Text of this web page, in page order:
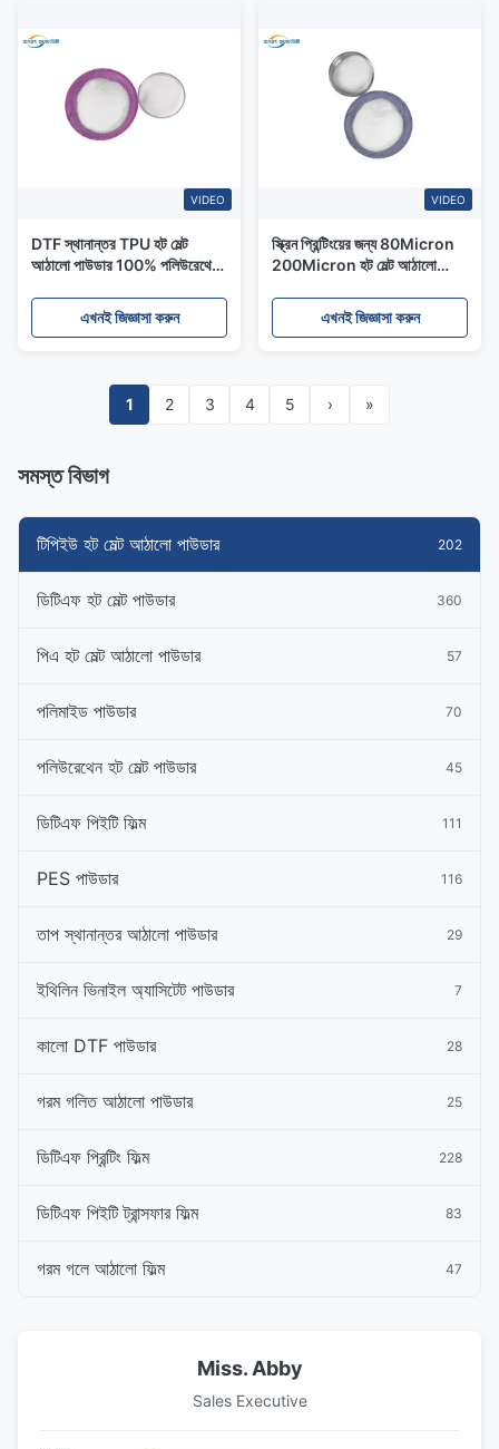
VIDEO
DTF স্থানান্তর TPU হট মেল্ট
আঠালো পাউডার 100% পলিউরেথেন
এখনই জিজ্ঞাসা করুন
VIDEO
স্ক্রিন প্রিন্টিংয়ের জন্য 80Micron
200Micron হট মেল্ট আঠালো
এখনই জিজ্ঞাসা করুন
1 2 3 4 5 › »
সমস্ত বিভাগ
টিপিইউ হট মেল্ট আঠালো পাউডার 202
ডিটিএফ হট মেল্ট পাউডার 360
পিএ হট মেল্ট আঠালো পাউডার 57
পলিমাইড পাউডার 70
পলিউরেথেন হট মেল্ট পাউডার 45
ডিটিএফ পিইটি ফিল্ম 111
PES পাউডার 116
তাপ স্থানান্তর আঠালো পাউডার 29
ইথিলিন ভিনাইল অ্যাসিটেট পাউডার 7
কালো DTF পাউডার 28
গরম গলিত আঠালো পাউডার 25
ডিটিএফ প্রিন্টিং ফিল্ম 228
ডিটিএফ পিইটি ট্রান্সফার ফিল্ম 83
গরম গলে আঠালো ফিল্ম 47
Miss. Abby
Sales Executive